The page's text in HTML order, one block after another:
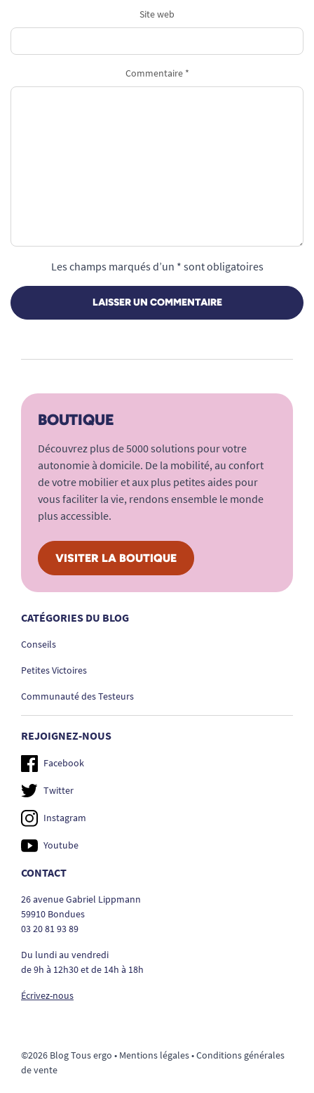
Site web
Commentaire *
Les champs marqués d’un * sont obligatoires
LAISSER UN COMMENTAIRE
BOUTIQUE
Découvrez plus de 5000 solutions pour votre
autonomie à domicile. De la mobilité, au confort
de votre mobilier et aux plus petites aides pour
vous faciliter la vie, rendons ensemble le monde
plus accessible.
VISITER LA BOUTIQUE
CATÉGORIES DU BLOG
Conseils
Petites Victoires
Communauté des Testeurs
REJOIGNEZ-NOUS
Facebook
Twitter
Instagram
Youtube
CONTACT
26 avenue Gabriel Lippmann
59910 Bondues
03 20 81 93 89
Du lundi au vendredi
de 9h à 12h30 et de 14h à 18h
Écrivez-nous
©2026 Blog Tous ergo • Mentions légales•Conditions générales
de vente